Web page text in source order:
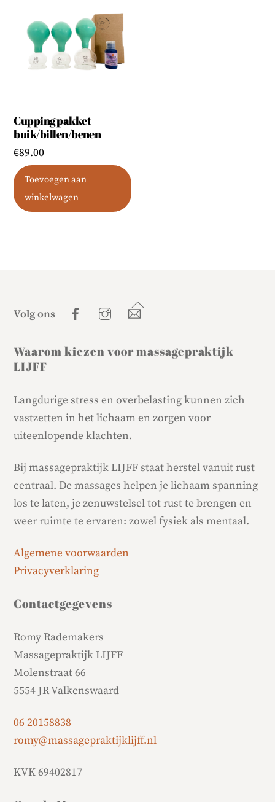
Cupping pakket
buik/billen/benen
€89.00
Toevoegen aan
winkelwagen
Back
To
Volg ons
FacebookInstagram
Waarom kiezen voor massagepraktijk
LIJFF
Langdurige stress en overbelasting kunnen zich
vastzetten in het lichaam en zorgen voor
uiteenlopende klachten.
Bij massagepraktijk LIJFF staat herstel vanuit rust
centraal. De massages helpen je lichaam spanning
los te laten, je zenuwstelsel tot rust te brengen en
weer ruimte te ervaren: zowel fysiek als mentaal.
Algemene voorwaarden
Privacyverklaring
Contactgegevens
Romy Rademakers
Massagepraktijk LIJFF
Molenstraat 66
5554 JR Valkenswaard
06 20158838
romy@massagepraktijklijff.nl
KVK 69402817